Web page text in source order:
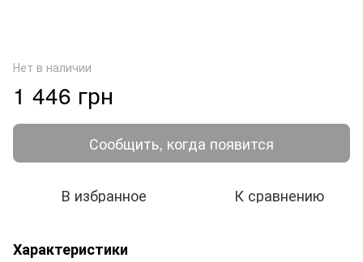
Нет в наличии
1 446 грн
Сообщить, когда появится
В избранное К сравнению
Характеристики